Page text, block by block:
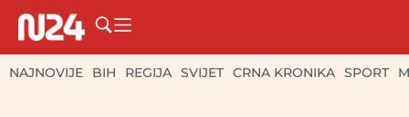
NAJNOVIJE BIH REGIJA SVIJET CRNA KRONIKA SPORT